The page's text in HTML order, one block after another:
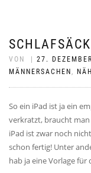
VON 27.
MÄNNERSACHEN ,
So ein iPad ist ja ein
verkratzt, braucht man
iPad ist zwar noch
schon fertig! Unter
hab ja eine Vorlage